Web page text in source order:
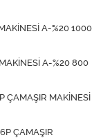
A-%20 1000
A-%20 800
ÇAMAŞIR MAKİNESİ
ÇAMAŞIR